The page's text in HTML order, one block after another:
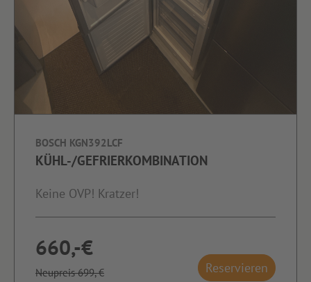
BOSCH KGN392LCF
KÜHL-/GEFRIERKOMBINATION
Keine OVP! Kratzer!
660,-€
Neupreis 699,-€ Reservieren